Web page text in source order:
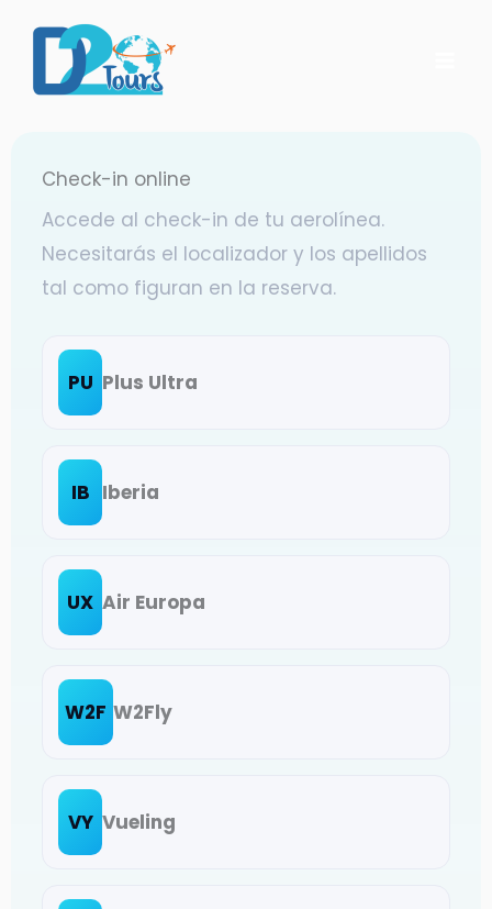
contenido
Check-in online
Accede al check-in de tu aerolínea.
Necesitarás el localizador y los apellidos
tal como figuran en la reserva.
PU Plus Ultra
IB Iberia
UX Air Europa
W2F W2Fly
VY Vueling